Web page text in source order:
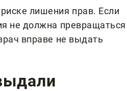
лишения прав. Если
не должна превращаться
вправе не выдать